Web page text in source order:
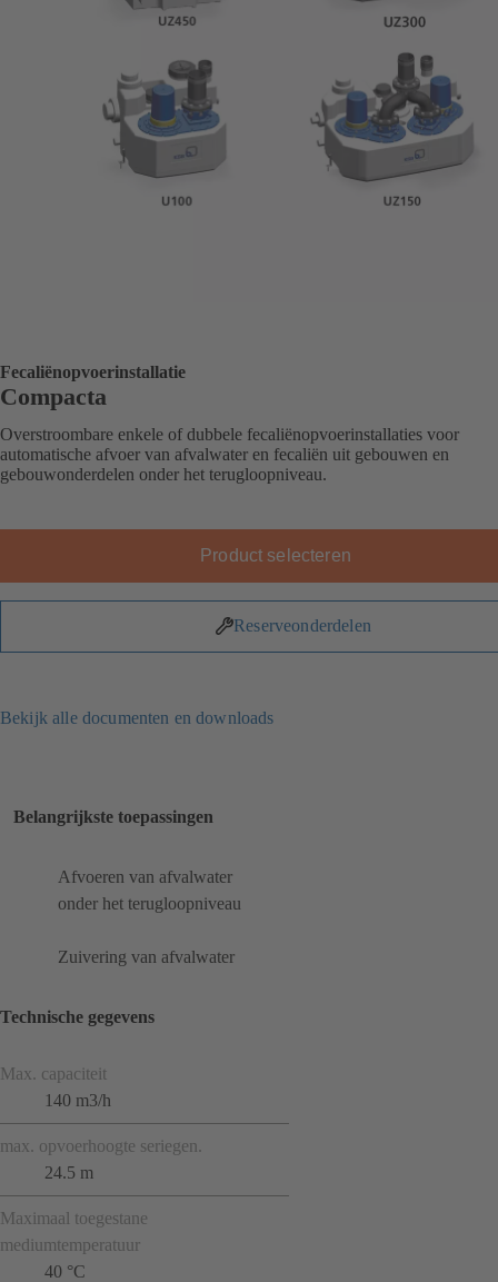
Fecaliënopvoerinstallatie
Compacta
Overstroombare enkele of dubbele fecaliënopvoerinstallaties voor
automatische afvoer van afvalwater en fecaliën uit gebouwen en
gebouwonderdelen onder het terugloopniveau.
Product selecteren
Reserveonderdelen
Bekijk alle documenten en downloads
Belangrijkste toepassingen
Afvoeren van afvalwater
onder het terugloopniveau
Zuivering van afvalwater
Technische gegevens
Max. capaciteit
140 m3/h
max. opvoerhoogte seriegen.
24.5 m
Maximaal toegestane
mediumtemperatuur
40 °C